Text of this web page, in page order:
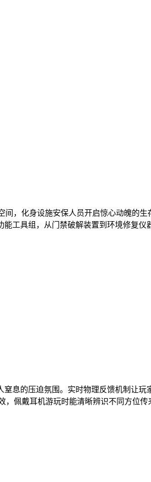
间，化身设施安保人员开启惊心动魄的
工具组，从门禁破解装置到环境修复仪
息的压迫氛围。实时物理反馈机制让
佩戴耳机游玩时能清晰辨识不同方位传